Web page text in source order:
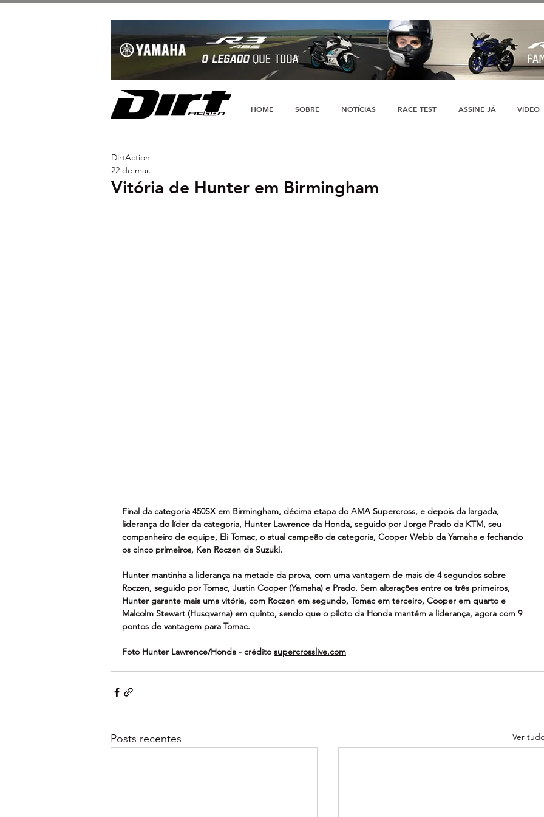
HOME SOBRE NOTÍCIAS RACE TEST ASSINE JÁ VIDEO
Vitória de Hunter em Birmingham
DirtAction
22 de mar.
Final da categoria 450SX em Birmingham, décima etapa do AMA Supercross, e depois da largada,
liderança do líder da categoria, Hunter Lawrence da Honda, seguido por Jorge Prado da KTM, seu
companheiro de equipe, Eli Tomac, o atual campeão da categoria, Cooper Webb da Yamaha e fechando
os cinco primeiros, Ken Roczen da Suzuki.
Hunter mantinha a liderança na metade da prova, com uma vantagem de mais de 4 segundos sobre
Roczen, seguido por Tomac, Justin Cooper (Yamaha) e Prado. Sem alterações entre os três primeiros,
Hunter garante mais uma vitória, com Roczen em segundo, Tomac em terceiro, Cooper em quarto e
Malcolm Stewart (Husqvarna) em quinto, sendo que o piloto da Honda mantém a liderança, agora com 9
pontos de vantagem para Tomac.
Foto Hunter Lawrence/Honda - crédito supercrosslive.com
Posts recentes Ver